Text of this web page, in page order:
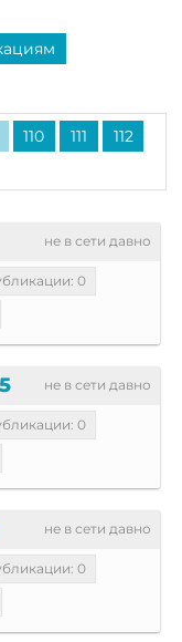
110 111
112
не в сети давно
0
не в сети давно
0
не в сети давно
0